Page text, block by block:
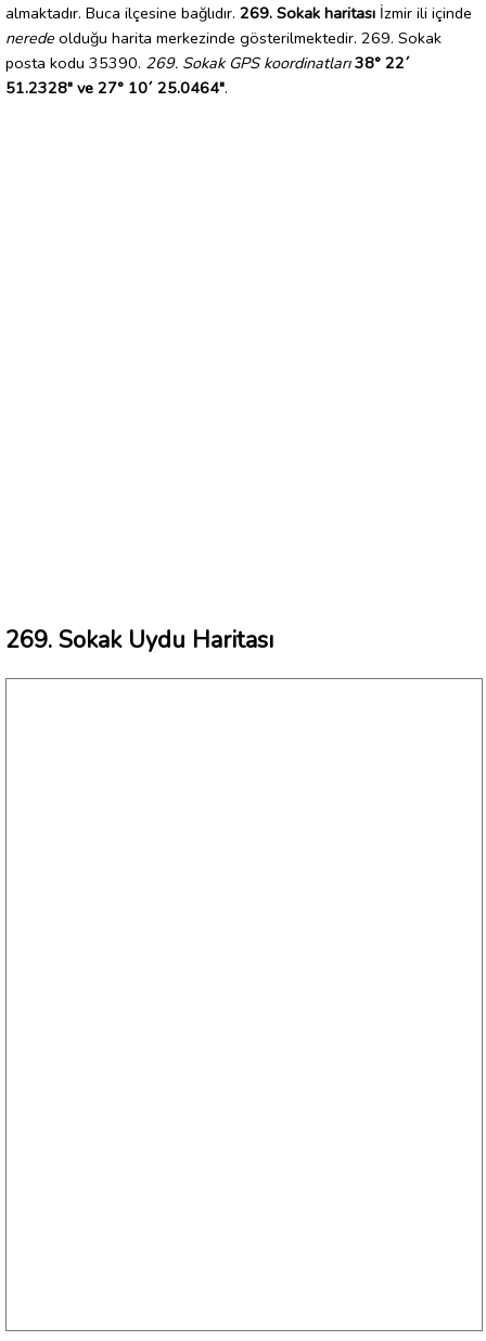
almaktadır. Buca ilçesine bağlıdır. 269. Sokak haritası İzmir ili içinde
nerede olduğu harita merkezinde gösterilmektedir. 269. Sokak
posta kodu 35390. 269. Sokak GPS koordinatları 38° 22´
51.2328" ve 27° 10´ 25.0464".
269. Sokak Uydu Haritası